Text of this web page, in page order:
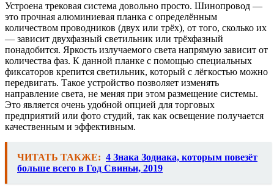
Устроена трековая система довольно просто. Шинопровод —
это прочная алюминиевая планка с определённым
количеством проводников (двух или трёх), от того, сколько их
— зависит двухфазный светильник или трёхфазный
понадобится. Яркость излучаемого света напрямую зависит от
количества фаз. К данной планке с помощью специальных
фиксаторов крепится светильник, который с лёгкостью можно
передвигать. Такое устройство позволяет изменять
направление света, не меняя при этом размещение системы.
Это является очень удобной опцией для торговых
предприятий или фото студий, так как освещение получается
качественным и эффективным.
ЧИТАТЬ ТАКЖЕ: 4 Знака Зодиака, которым повезёт
больше всего в Год Свиньи, 2019